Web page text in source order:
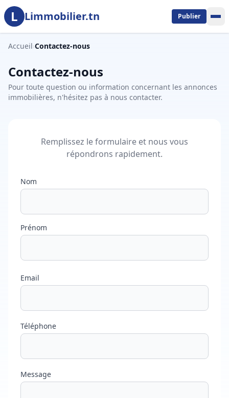
Aller au contenu principal
L Limmobilier.tn Publier
Accueil›Contactez-nous
Contactez-nous
Pour toute question ou information concernant les annonces
immobilières, n'hésitez pas à nous contacter.
Remplissez le formulaire et nous vous
répondrons rapidement.
Nom
Prénom
Email
Téléphone
Message